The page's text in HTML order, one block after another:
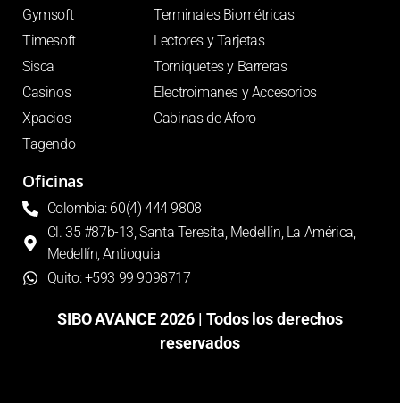
Gymsoft
Timesoft
Sisca
Casinos
Xpacios
Tagendo
Terminales Biométricas
Lectores y Tarjetas
Torniquetes y Barreras
Electroimanes y Accesorios
Cabinas de Aforo
Oficinas
Colombia: 60(4) 444 9808
Cl. 35 #87b-13, Santa Teresita, Medellín, La América,
Medellín, Antioquia
Quito: +593 99 9098717
SIBO AVANCE 2026 | Todos los derechos
reservados